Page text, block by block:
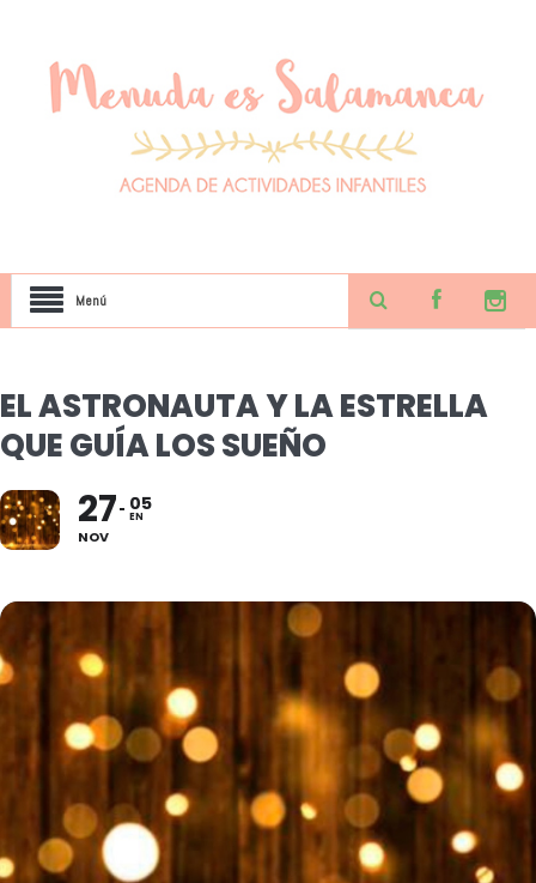
Menú
EL ASTRONAUTA Y LA ESTRELLA
QUE GUÍA LOS SUEÑO
27
NOV
05
EN